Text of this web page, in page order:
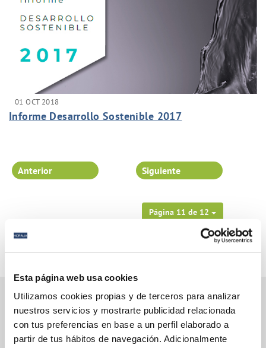
Esta página web usa cookies
Utilizamos cookies propias y de terceros para analizar
nuestros servicios y mostrarte publicidad relacionada
con tus preferencias en base a un perfil elaborado a
partir de tus hábitos de navegación. Adicionalmente
01 OCT 2018
Informe Desarrollo Sostenible 2017
Página 11 de 12
Anterior Siguiente
Gestiones Online